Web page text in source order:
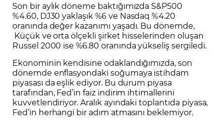
Son bir aylık döneme baktığımızda S&P500
%4.60, DJ30 yaklaşık %6 ve Nasdaq %4.20
oranında değer kazanımı yaşadı. Bu dönemde,
Küçük ve orta ölçekli şirket hisselerinden oluşan
Russel 2000 ise %6.80 oranında yükseliş sergiledi.
Ekonominin kendisine odaklandığımızda, son
dönemde enflasyondaki soğumaya istihdam
piyasası da eşlik ediyor. Bu durum piyasa
tarafından, Fed’in faiz indirim ihtimallerini
kuvvetlendiriyor. Aralık ayındaki toplantıda piyasa,
Fed’in herhangi bir adım atmasını beklemiyor.